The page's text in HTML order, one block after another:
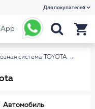
Для покупателей
система TOYOTA →
Автомобиль